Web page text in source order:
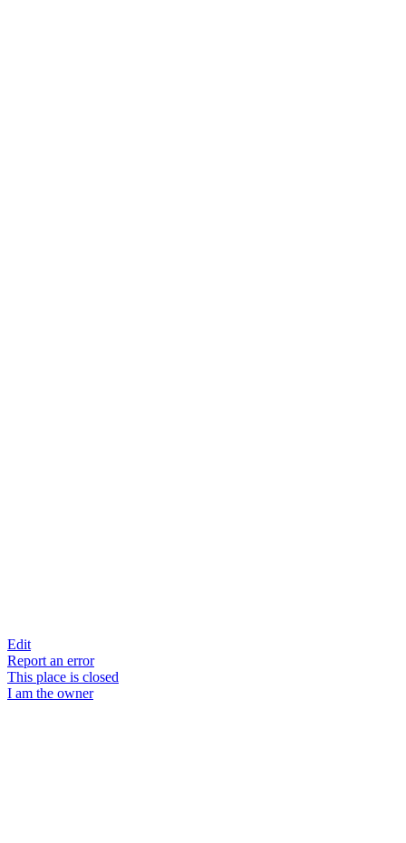
Edit
Report an error
This place is closed
I am the owner